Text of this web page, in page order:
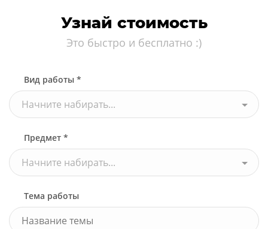
Узнай стоимость
Это быстро и бесплатно :)
Вид работы *
Начните набирать...
Предмет *
Начните набирать...
Тема работы